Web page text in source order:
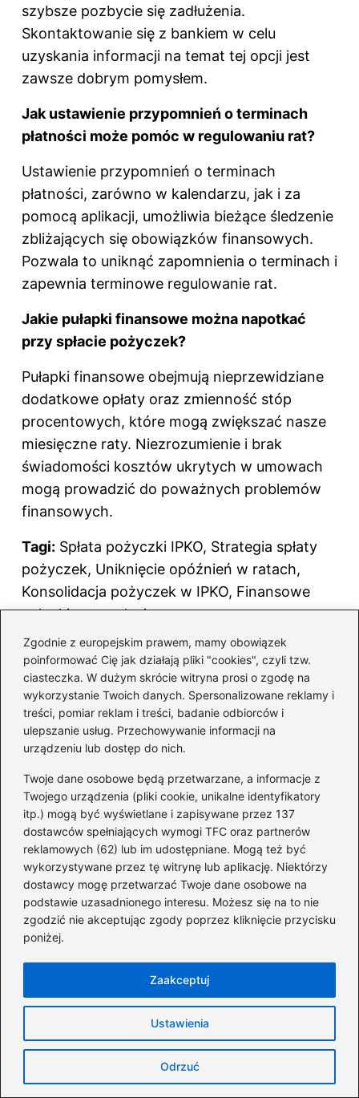
Zgodnie z europejskim prawem, mamy obowiązek
poinformować Cię jak działają pliki "cookies", czyli tzw.
ciasteczka. W dużym skrócie witryna prosi o zgodę na
wykorzystanie Twoich danych. Spersonalizowane reklamy i
treści, pomiar reklam i treści, badanie odbiorców i
ulepszanie usług. Przechowywanie informacji na
urządzeniu lub dostęp do nich.
Twoje dane osobowe będą przetwarzane, a informacje z
Twojego urządzenia (pliki cookie, unikalne identyfikatory
itp.) mogą być wyświetlane i zapisywane przez 137
dostawców spełniających wymogi TFC oraz partnerów
reklamowych (62) lub im udostępniane. Mogą też być
wykorzystywane przez tę witrynę lub aplikację. Niektórzy
dostawcy mogę przetwarzać Twoje dane osobowe na
podstawie uzasadnionego interesu. Możesz się na to nie
zgodzić nie akceptując zgody poprzez kliknięcie przycisku
poniżej.
Ustawienia
Odrzuć
Zaakceptuj
szybsze pozbycie się zadłużenia.
Skontaktowanie się z bankiem w celu
uzyskania informacji na temat tej opcji jest
zawsze dobrym pomysłem.
Jak ustawienie przypomnień o terminach
płatności może pomóc w regulowaniu rat?
Ustawienie przypomnień o terminach
płatności, zarówno w kalendarzu, jak i za
pomocą aplikacji, umożliwia bieżące śledzenie
zbliżających się obowiązków finansowych.
Pozwala to uniknąć zapomnienia o terminach i
zapewnia terminowe regulowanie rat.
Jakie pułapki finansowe można napotkać
przy spłacie pożyczek?
Pułapki finansowe obejmują nieprzewidziane
dodatkowe opłaty oraz zmienność stóp
procentowych, które mogą zwiększać nasze
miesięczne raty. Niezrozumienie i brak
świadomości kosztów ukrytych w umowach
mogą prowadzić do poważnych problemów
finansowych.
Tagi: Spłata pożyczki IPKO, Strategia spłaty
pożyczek, Uniknięcie opóźnień w ratach,
Konsolidacja pożyczek w IPKO, Finansowe
pułapki przy spłacie.
F
a
c
e
b
o
o
k
Pi
nt
er
e
st
X R
e
d
di
t
T
u
m
bl
r
Li
n
k
e
n
Powiązane wpisy:
Efektywne sposoby na przedłużenie
spłaty pożyczki Vivus i minimalizację
kosztów
Jak wziąć pożyczkę opartą na PESELu?
To musisz wiedzieć!
Jak zdobyć pożyczkę bez dowodu?
Odkryj niespodziewane opcje
finansowe!
Jak wygląda proces weryfikacji smart
pożyczki? Oto, co musisz wiedzieć o
kontakcie z pracodawcą
Co musisz wiedzieć o tym, czy
Santander sprawdza BIK?